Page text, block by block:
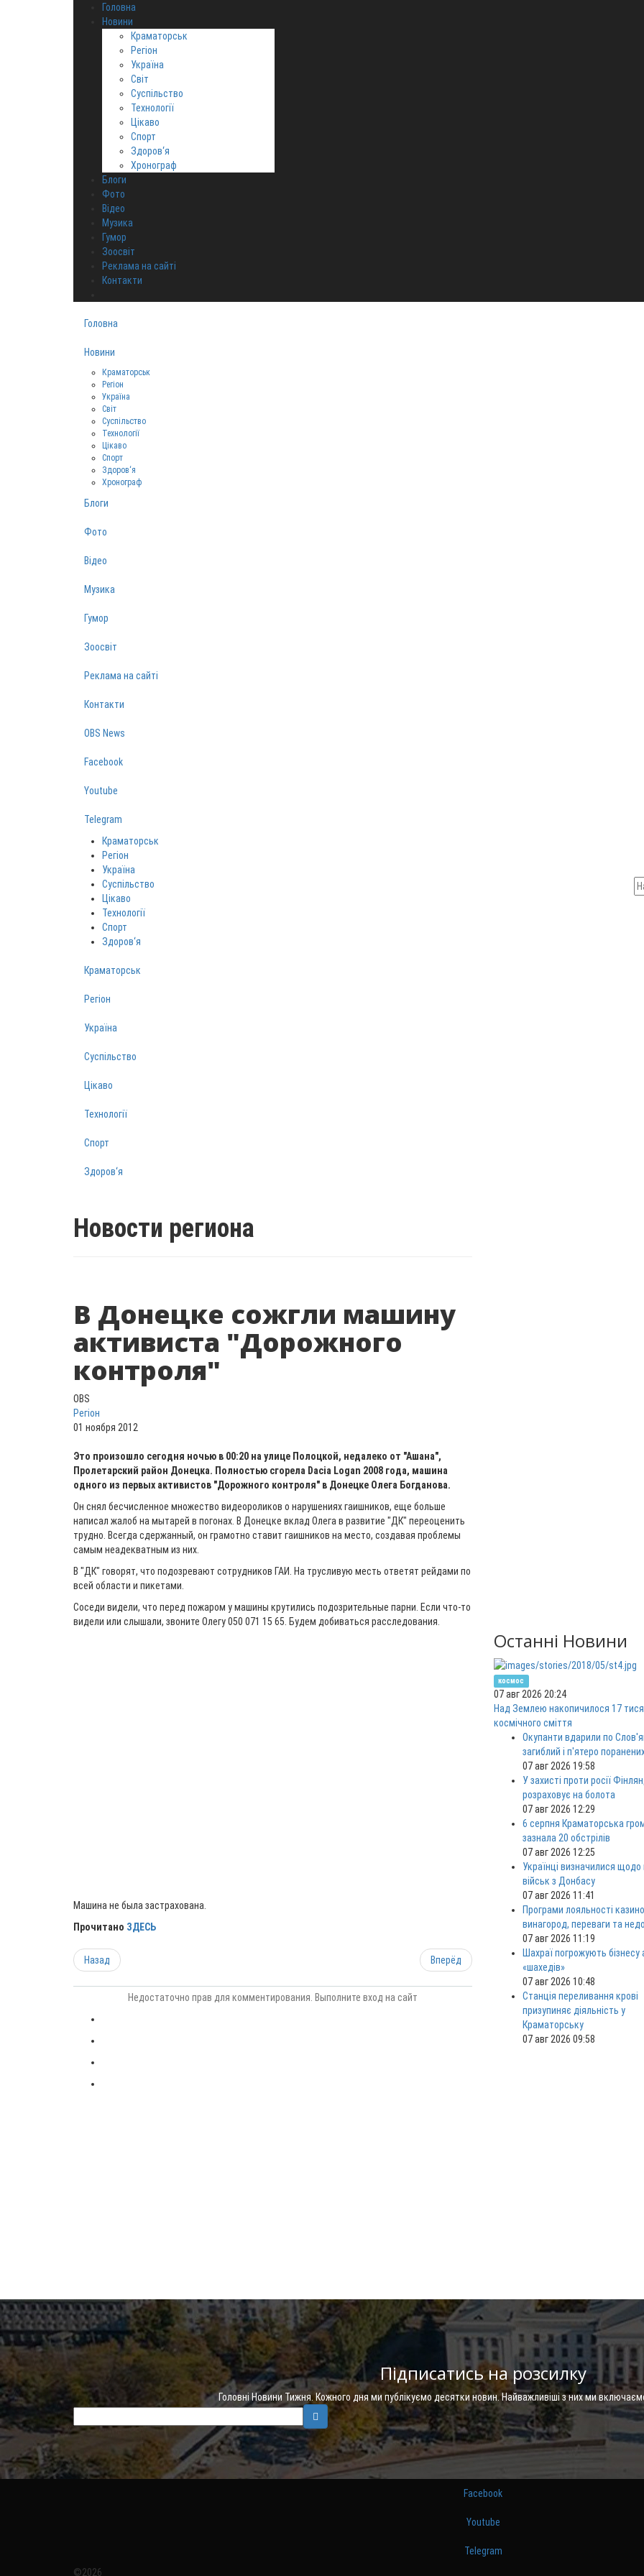
Головна
Новини
Краматорськ
Регіон
Україна
Світ
Суспільство
Технології
Цікаво
Спорт
Здоров‘я
Хронограф
Блоги
Фото
Відео
Музика
Гумор
Зоосвіт
Реклама на сайті
Контакти
Головна
Новини
Краматорськ
Регіон
Україна
Світ
Суспільство
Технології
Цікаво
Спорт
Здоров‘я
Хронограф
Блоги
Фото
Відео
Музика
Гумор
Зоосвіт
Реклама на сайті
Контакти
OBS News
Facebook
Youtube
Telegram
Краматорськ
Регіон
Україна
Суспільство
Цікаво
Технології
Спорт
Здоров‘я
Краматорськ
Регіон
Україна
Суспільство
Цікаво
Технології
Спорт
Здоров‘я
Новости региона
В Донецке сожгли машину
активиста "Дорожного
контроля"
OBS
Регіон
01 ноября 2012
Это произошло сегодня ночью в 00:20 на улице Полоцкой, недалеко от "Ашана",
Пролетарский район Донецка. Полностью сгорела Dacia Logan 2008 года, машина
одного из первых активистов "Дорожного контроля" в Донецке Олега Богданова.
Он снял бесчисленное множество видеороликов о нарушениях гаишников, еще больше
написал жалоб на мытарей в погонах. В Донецке вклад Олега в развитие "ДК" переоценить
трудно. Всегда сдержанный, он грамотно ставит гаишников на место, создавая проблемы
самым неадекватным из них.
В "ДК" говорят, что подозревают сотрудников ГАИ. На трусливую месть ответят рейдами по
всей области и пикетами.
Соседи видели, что перед пожаром у машины крутились подозрительные парни. Если что-то
видели или слышали, звоните Олегу 050 071 15 65. Будем добиваться расследования.
Машина не была застрахована.
Прочитано ЗДЕСЬ
Назад Вперёд
Недостаточно прав для комментирования. Выполните вход на сайт
Останні Новини
космос
07 авг 2026 20:24
Над Землею накопичилося 17
космічного сміття
Окупанти вдарили по
загиблий і п'ятеро
07 авг 2026 19:58
У захисті проти росії
розраховує на болота
07 авг 2026 12:29
6 серпня Краматорська
зазнала 20 обстрілів
07 авг 2026 12:25
Українці визначилися щодо
військ з Донбасу
07 авг 2026 11:41
Програми лояльності
винагород, переваги та
07 авг 2026 11:19
Шахраї погрожують бізнесу
«шахедів»
07 авг 2026 10:48
Станція переливання крові
призупиняє діяльність у
Краматорську
07 авг 2026 09:58
Підписатись на розсилку
Головні Новини Тижня. Кожного дня ми публікуємо десятки новин. Найважливіші з них ми
Facebook
Youtube
Telegram
©2026